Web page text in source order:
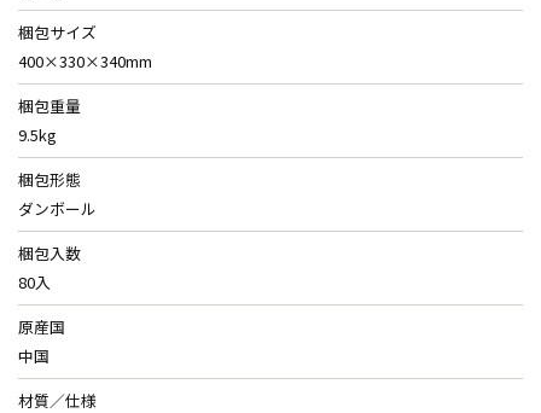
梱包サイズ
400×330×340mm
梱包重量
9.5kg
梱包形態
ダンボール
梱包入数
80入
原産国
中国
材質／仕様